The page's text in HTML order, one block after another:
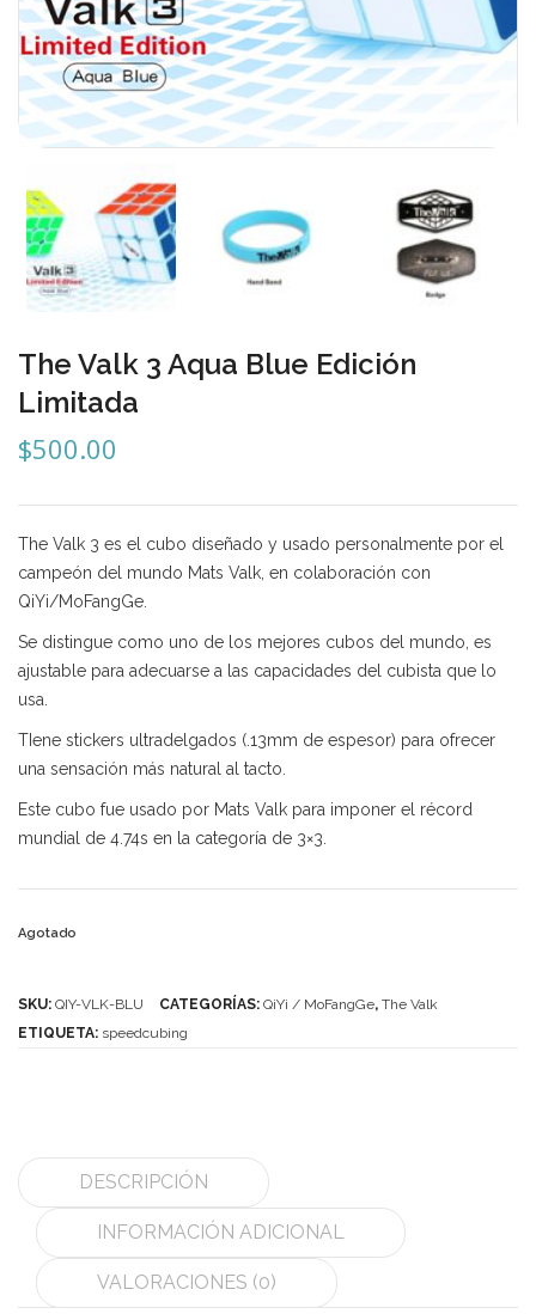
Lingao
MF8
MirTwo
MoJue
Ninja
QJ
Quick Finger
Cyclone Boy’s
Gan’s
GuoGuan
LanLan
MoFangJiaoShi
Z-Cube
Z-Stickers
Mods
Speedcubing
The Valk 3 Aqua Blue Edición
Limitada
$500.00
The Valk 3 es el cubo diseñado y usado personalmente por el
campeón del mundo Mats Valk, en colaboración con
QiYi/MoFangGe.
Se distingue como uno de los mejores cubos del mundo, es
ajustable para adecuarse a las capacidades del cubista que lo
usa.
TIene stickers ultradelgados (.13mm de espesor) para ofrecer
una sensación más natural al tacto.
Este cubo fue usado por Mats Valk para imponer el récord
mundial de 4.74s en la categoría de 3×3.
Agotado
SKU: QIY-VLK-BLU CATEGORÍAS: QiYi / MoFangGe, The Valk
ETIQUETA: speedcubing
DESCRIPCIÓN
INFORMACIÓN ADICIONAL
VALORACIONES (0)